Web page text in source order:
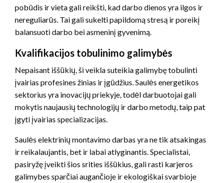
pobūdis ir vieta gali reikšti, kad darbo dienos yra ilgos ir
nereguliarūs. Tai gali sukelti papildomą stresą ir poreikį
balansuoti darbo bei asmeninį gyvenimą.
Kvalifikacijos tobulinimo galimybės
Nepaisant iššūkių, ši veikla suteikia galimybę tobulinti
įvairias profesines žinias ir įgūdžius. Saulės energetikos
sektorius yra inovacijų priekyje, todėl darbuotojai gali
mokytis naujausių technologijų ir darbo metodų, taip pat
įgyti įvairias specializacijas.
Saulės elektrinių montavimo darbas yra ne tik atsakingas
ir reikalaujantis, bet ir labai atlyginantis. Specialistai,
pasiryžę įveikti šios srities iššūkius, gali rasti karjeros
galimybes sparčiai augančioje ir ekologiškai svarbioje